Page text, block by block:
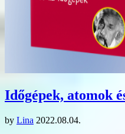
Időgépek, atomok
by Lina 2022.08.04.